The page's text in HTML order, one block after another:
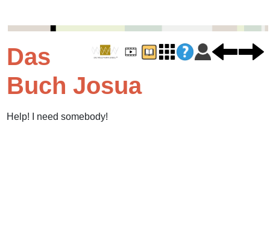
Das
Buch Josua
Help! I need somebody!